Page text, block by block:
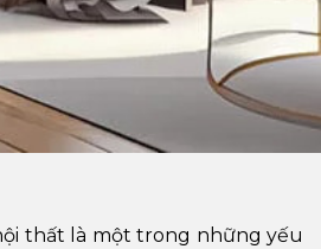
thất là một trong những yếu